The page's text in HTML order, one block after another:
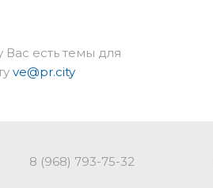
Вас есть темы для
ve@pr.city
8 (968) 793-75-32